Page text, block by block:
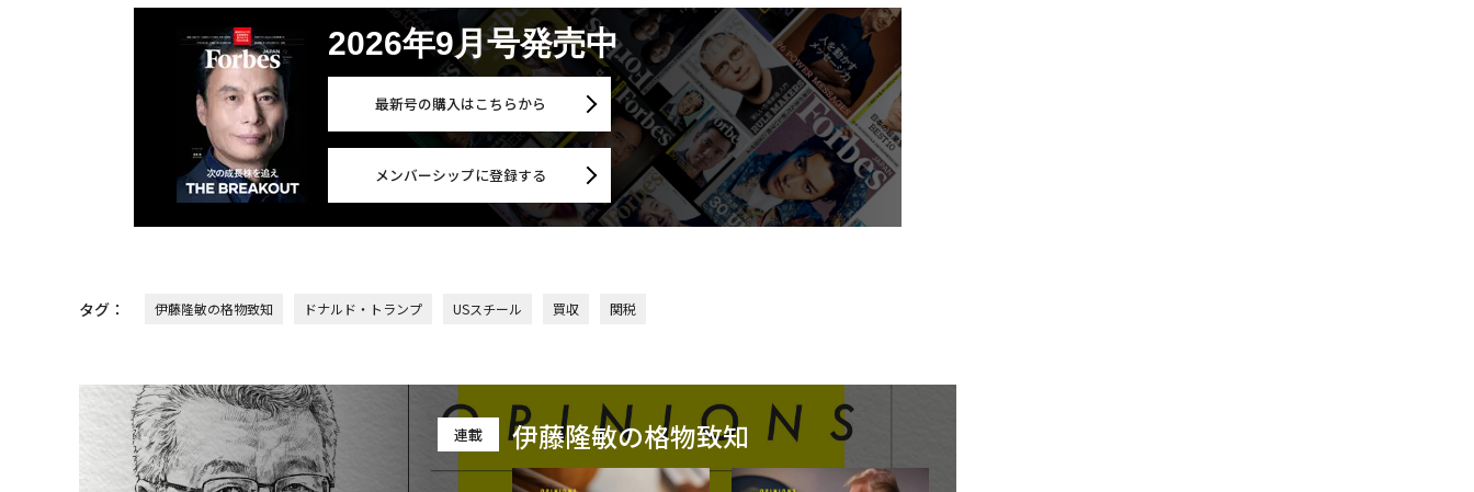
2026年9月号発売中
最新号の購入はこちらから
メンバーシップに登録する
タグ： 伊藤隆敏の格物致知 ドナルド・トランプ USスチール 買収 関税
連載 伊藤隆敏の格物致知